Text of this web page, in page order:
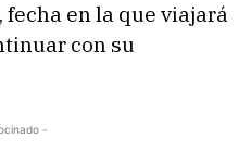
en la que viajará
con su
-